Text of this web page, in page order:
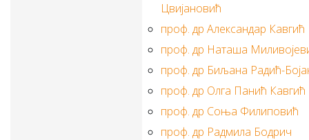
Цвијановић
проф. др Александар Кавгић
проф. др Наташа
проф. др Биљана Радић-
проф. др Олга Панић Кавгић
проф. др Соња Филиповић
проф. др Радмила Бодрич